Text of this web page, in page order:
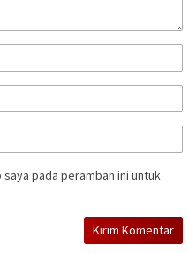
pada peramban ini untuk